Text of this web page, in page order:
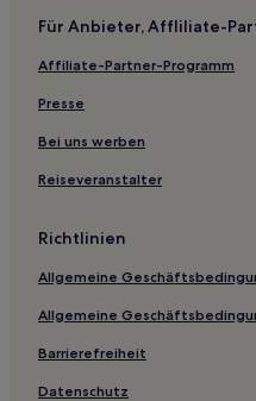
Skagit County: Hotels
West Beach Hotels
Mill Creek Hotels
Port Townsend Hotels
Bayview Hotels
Für Anbieter, Affliliate-
Affiliate-Partner-Programm
Presse
Bei uns werben
Reiseveranstalter
Richtlinien
Allgemeine
Allgemeine
Barrierefreiheit
Datenschutz